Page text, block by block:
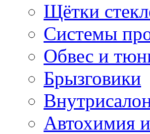
Щётки
Системы
Обвес и
Брызговики
Автохимия